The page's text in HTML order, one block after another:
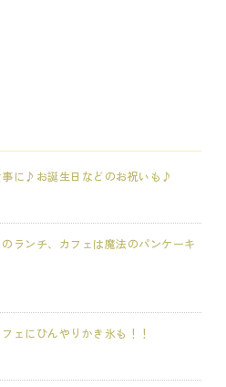
に♪お誕生日などのお祝いも♪
ランチ、カフェは魔法のパンケーキ
ェにひんやりかき氷も！！